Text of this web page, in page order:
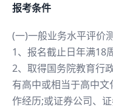
报考条件
(一)一般业务水平评价
1、报名截止日年满18
2、取得国务院教育行
有高中或相当于高中
作经历;或证券公司、